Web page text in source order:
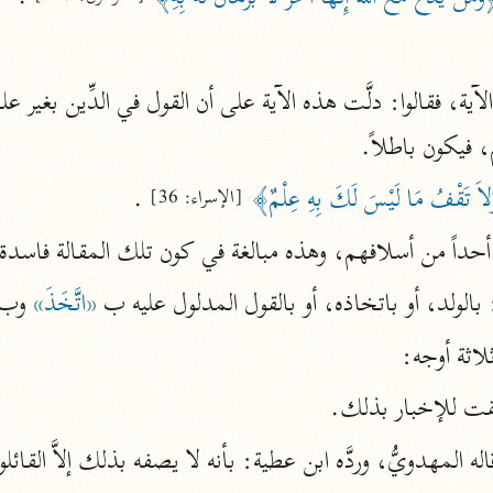
أضواء البيان
محمد الأمين الشنقيطي (١٣٩٤ هـ)
نظم الدرر
البقاعي (٨٨٥ هـ)
لغة وبلاغة
ابن عاشور (١٣٩٣ هـ)
نحو ٢٤ مجلدًا
فيكون باطلاً.
تَقْفُ مَا لَيْسَ لَكَ بِهِ عِلْمٌ﴾ [الإسراء: 36]
.
من أسلافهم، وهذه مبالغة في كون تلك المقالة
أو باتخاذه، أو بالقول المدلول عليه ب «اتَّخَذَ»
أوجه:
للإخبار بذلك.